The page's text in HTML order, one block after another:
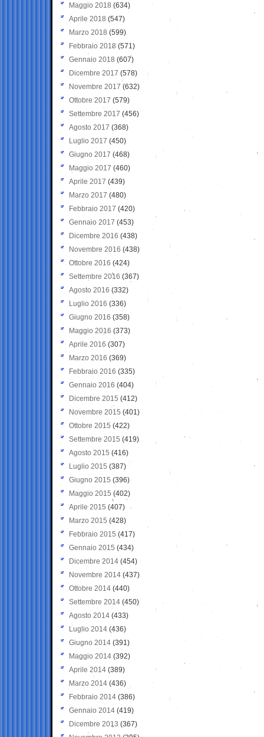
Maggio 2018 (634)
Aprile 2018 (547)
Marzo 2018 (599)
Febbraio 2018 (571)
Gennaio 2018 (607)
Dicembre 2017 (578)
Novembre 2017 (632)
Ottobre 2017 (579)
Settembre 2017 (456)
Agosto 2017 (368)
Luglio 2017 (450)
Giugno 2017 (468)
Maggio 2017 (460)
Aprile 2017 (439)
Marzo 2017 (480)
Febbraio 2017 (420)
Gennaio 2017 (453)
Dicembre 2016 (438)
Novembre 2016 (438)
Ottobre 2016 (424)
Settembre 2016 (367)
Agosto 2016 (332)
Luglio 2016 (336)
Giugno 2016 (358)
Maggio 2016 (373)
Aprile 2016 (307)
Marzo 2016 (369)
Febbraio 2016 (335)
Gennaio 2016 (404)
Dicembre 2015 (412)
Novembre 2015 (401)
Ottobre 2015 (422)
Settembre 2015 (419)
Agosto 2015 (416)
Luglio 2015 (387)
Giugno 2015 (396)
Maggio 2015 (402)
Aprile 2015 (407)
Marzo 2015 (428)
Febbraio 2015 (417)
Gennaio 2015 (434)
Dicembre 2014 (454)
Novembre 2014 (437)
Ottobre 2014 (440)
Settembre 2014 (450)
Agosto 2014 (433)
Luglio 2014 (436)
Giugno 2014 (391)
Maggio 2014 (392)
Aprile 2014 (389)
Marzo 2014 (436)
Febbraio 2014 (386)
Gennaio 2014 (419)
Dicembre 2013 (367)